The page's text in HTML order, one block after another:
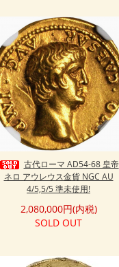
古代ローマ AD54-68 皇帝
ネロ アウレウス金貨 NGC AU
4/5,5/5 準未使用!
2,080,000円(内税)
SOLD OUT